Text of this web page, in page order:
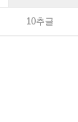
공
지
on/off
검
색
글
쓰
10추글